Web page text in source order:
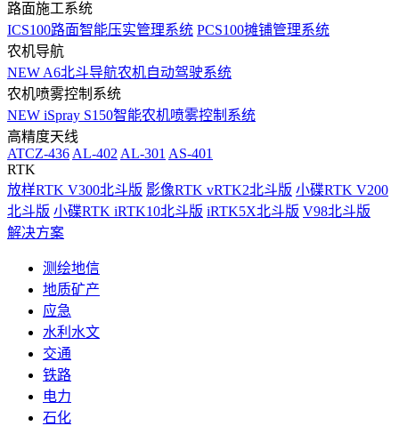
路面施工系统
ICS100路面智能压实管理系统 PCS100摊铺管理系统
农机导航
NEW A6北斗导航农机自动驾驶系统
农机喷雾控制系统
NEW iSpray S150智能农机喷雾控制系统
高精度天线
ATCZ-436 AL-402 AL-301 AS-401
RTK
放样RTK V300北斗版 影像RTK vRTK2北斗版 小碟RTK V200
北斗版 小碟RTK iRTK10北斗版 iRTK5X北斗版 V98北斗版
解决方案
测绘地信
地质矿产
应急
水利水文
交通
铁路
电力
石化